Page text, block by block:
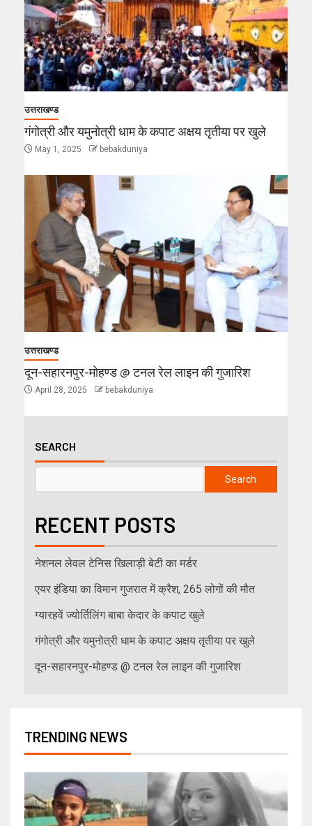
उत्तराखण्ड
गंगोत्री और यमुनोत्री धाम के कपाट अक्षय तृतीया पर खुले
May 1, 2025 bebakduniya
उत्तराखण्ड
दून-सहारनपुर-मोहण्ड @ टनल रेल लाइन की गुजारिश
April 28, 2025 bebakduniya
SEARCH
Search
RECENT POSTS
नेशनल लेवल टेनिस खिलाड़ी बेटी का मर्डर
एयर इंडिया का विमान गुजरात में क्रैश, 265 लोगों की मौत
ग्यारहवें ज्योर्तिलिंग बाबा केदार के कपाट खुले
गंगोत्री और यमुनोत्री धाम के कपाट अक्षय तृतीया पर खुले
दून-सहारनपुर-मोहण्ड @ टनल रेल लाइन की गुजारिश
TRENDING NEWS